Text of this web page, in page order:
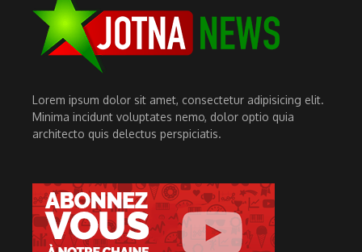
Lorem ipsum dolor sit amet, consectetur adipisicing elit.
Minima incidunt voluptates nemo, dolor optio quia
architecto quis delectus perspiciatis.